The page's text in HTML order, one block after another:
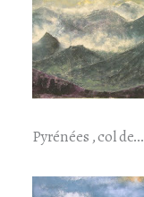
Pyrénées , col de…